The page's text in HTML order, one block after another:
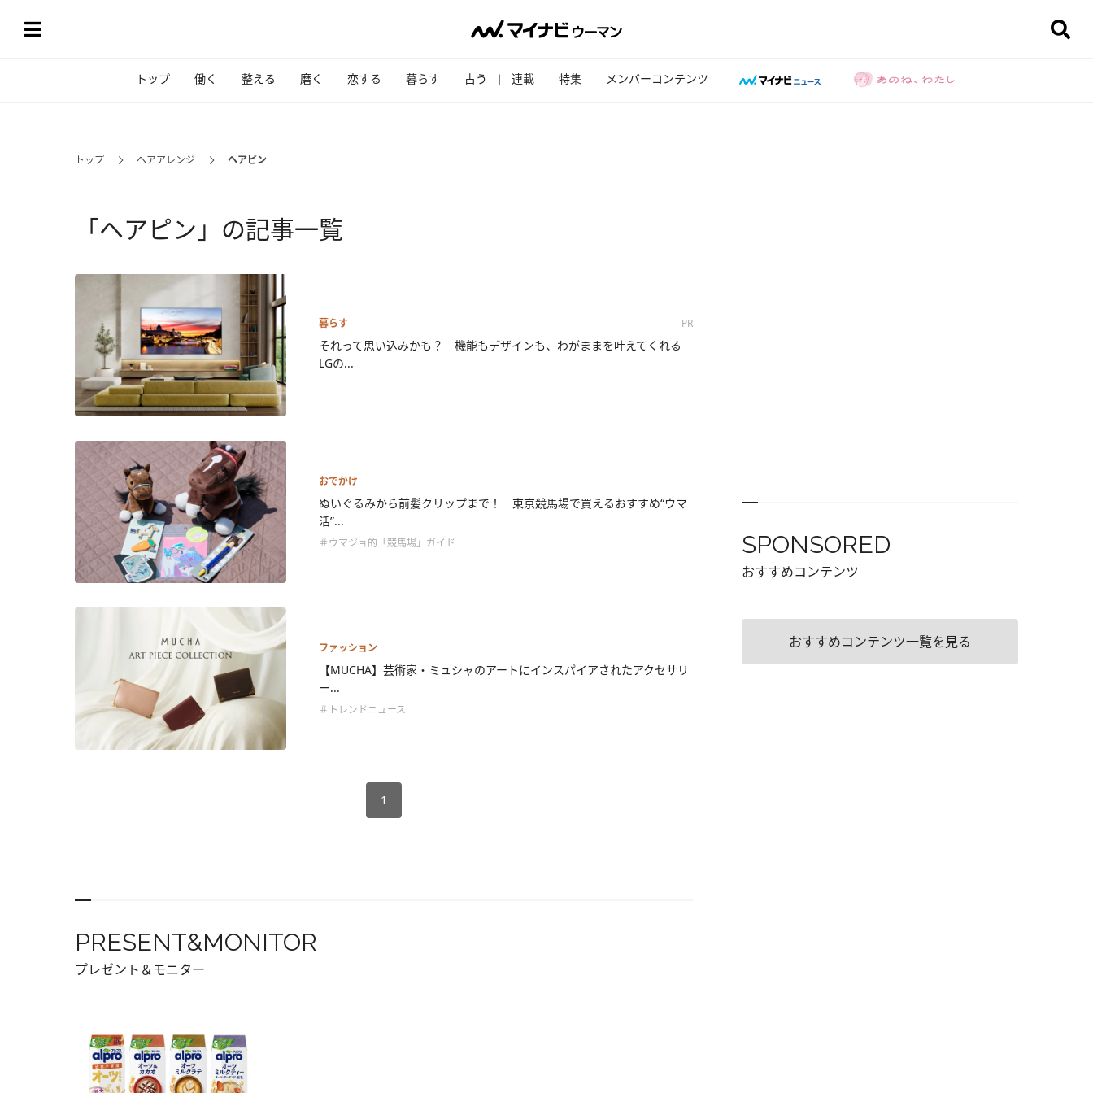
トップ 働く 整える 磨く 恋する 暮らす 占う 連載 特集 メンバーコンテンツ
トップ ヘアアレンジ ヘアピン
「ヘアピン」の記事一覧
暮らす PR
それって思い込みかも？ 機能もデザインも、わがままを叶えてくれる
LGの...
おでかけ
ぬいぐるみから前髪クリップまで！ 東京競馬場で買えるおすすめ“ウマ
活”...
＃ウマジョ的「競馬場」ガイド
ファッション
【MUCHA】芸術家・ミュシャのアートにインスパイアされたアクセサリ
ー...
＃トレンドニュース
1
PRESENT&MONITOR
プレゼント＆モニター
SPONSORED
おすすめコンテンツ
おすすめコンテンツ一覧を見る